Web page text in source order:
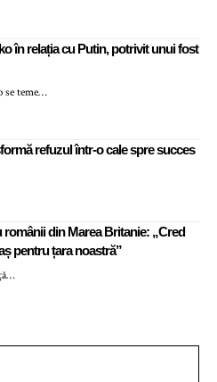
în relația cu Putin, potrivit unui fost
se teme…
refuzul într-o cale spre succes
din Marea Britanie: „Cred
pentru țara noastră”